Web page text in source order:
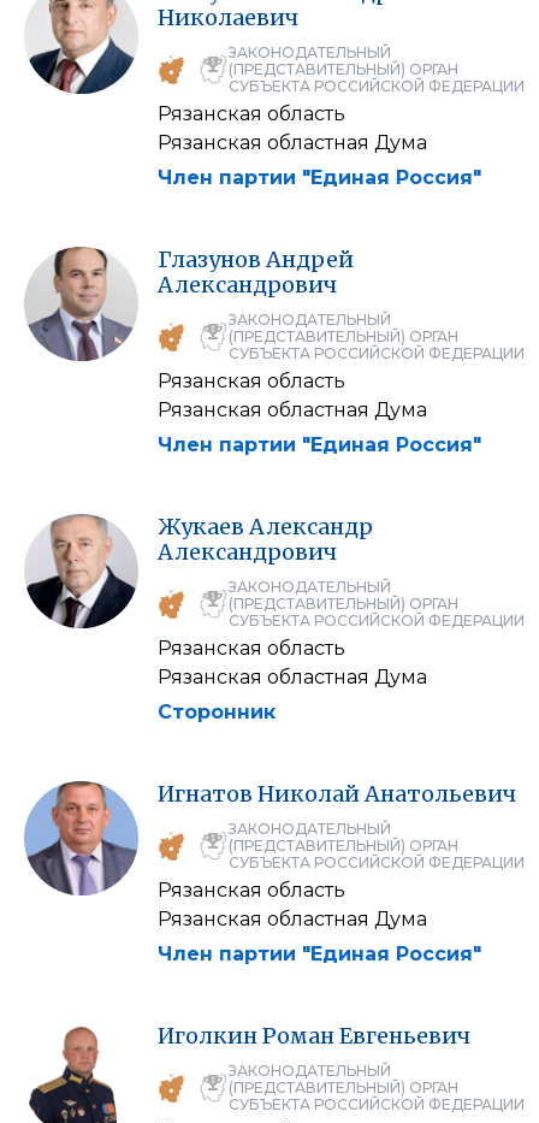
Николаевич
ЗАКОНОДАТЕЛЬНЫЙ
(ПРЕДСТАВИТЕЛЬНЫЙ) ОРГАН
СУБЪЕКТА РОССИЙСКОЙ ФЕДЕРАЦИИ
Рязанская область
Рязанская областная Дума
Член партии "Единая Россия"
Глазунов Андрей
Александрович
ЗАКОНОДАТЕЛЬНЫЙ
(ПРЕДСТАВИТЕЛЬНЫЙ) ОРГАН
СУБЪЕКТА РОССИЙСКОЙ ФЕДЕРАЦИИ
Рязанская область
Рязанская областная Дума
Член партии "Единая Россия"
Жукаев Александр
Александрович
ЗАКОНОДАТЕЛЬНЫЙ
(ПРЕДСТАВИТЕЛЬНЫЙ) ОРГАН
СУБЪЕКТА РОССИЙСКОЙ ФЕДЕРАЦИИ
Рязанская область
Рязанская областная Дума
Сторонник
Игнатов Николай Анатольевич
ЗАКОНОДАТЕЛЬНЫЙ
(ПРЕДСТАВИТЕЛЬНЫЙ) ОРГАН
СУБЪЕКТА РОССИЙСКОЙ ФЕДЕРАЦИИ
Рязанская область
Рязанская областная Дума
Член партии "Единая Россия"
ИголкинРоманЕвгеньевич
ЗАКОНОДАТЕЛЬНЫЙ
(ПРЕДСТАВИТЕЛЬНЫЙ) ОРГАН
СУБЪЕКТА РОССИЙСКОЙ ФЕДЕРАЦИИ